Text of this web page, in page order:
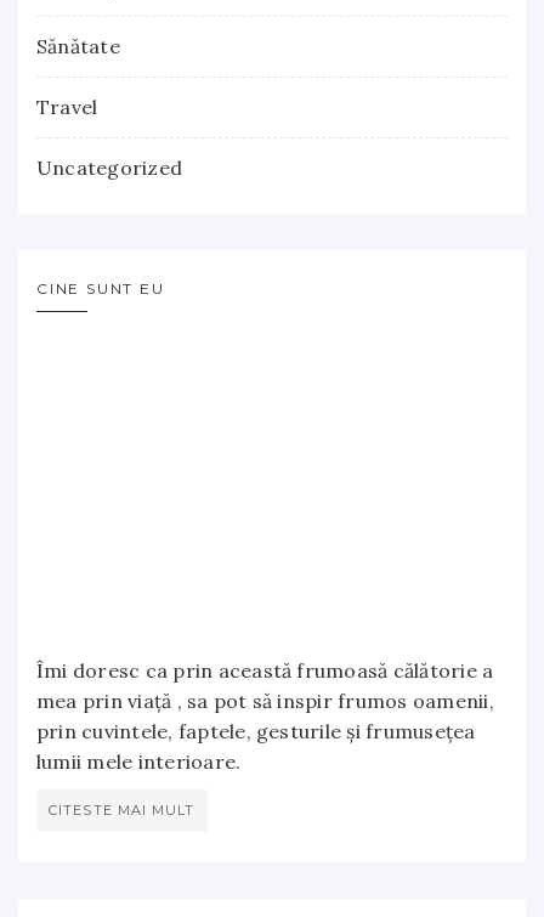
Sănătate
Travel
Uncategorized
CINE SUNT EU
Îmi doresc ca prin această frumoasă călătorie a
mea prin viață , sa pot să inspir frumos oamenii,
prin cuvintele, faptele, gesturile și frumusețea
lumii mele interioare.
CITESTE MAI MULT